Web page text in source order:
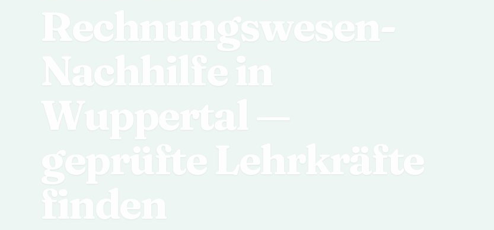
Rechnungswesen-
Nachhilfe in
Wuppertal —
geprüfte Lehrkräfte
finden